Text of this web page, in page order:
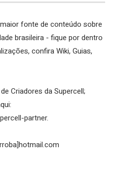
fonte de conteúdo sobre
brasileira - fique por dentro
confira Wiki, Guias,
Criadores da Supercell;
partner.